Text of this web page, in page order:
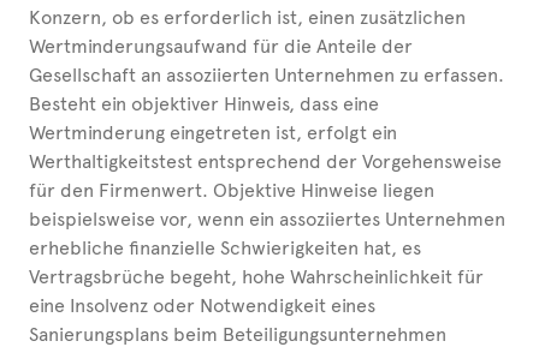
Konzern, ob es erforderlich ist, einen zusätzlichen
Wertminderungsaufwand für die Anteile der
Gesellschaft an assoziierten Unternehmen zu erfassen.
Besteht ein objektiver Hinweis, dass eine
Wertminderung eingetreten ist, erfolgt ein
Werthaltigkeitstest entsprechend der Vorgehensweise
für den Firmenwert. Objektive Hinweise liegen
beispielsweise vor, wenn ein assoziiertes Unternehmen
erhebliche finanzielle Schwierigkeiten hat, es
Vertragsbrüche begeht, hohe Wahrscheinlichkeit für
eine Insolvenz oder Notwendigkeit eines
Sanierungsplans beim Beteiligungsunternehmen